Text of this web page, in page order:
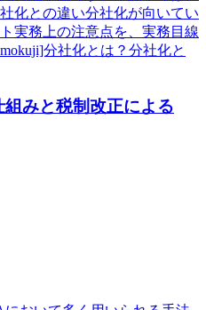
化との違い分社化が向いてい
実務上の注意点を、実務目線
分社化とは？分社化と
みと税制改正による